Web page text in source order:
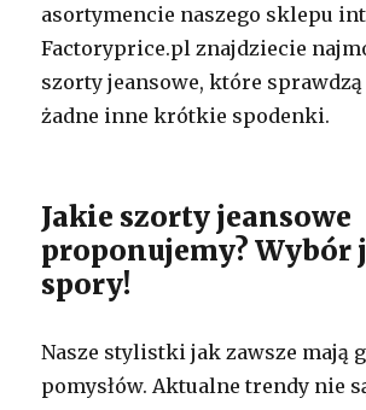
asortymencie naszego sklepu
Factoryprice.pl znajdziecie
szorty jeansowe, które
żadne inne krótkie spodenki.
Jakie szorty jeansowe
proponujemy? Wybór
spory!
Nasze stylistki jak zawsze mają
pomysłów. Aktualne trendy nie